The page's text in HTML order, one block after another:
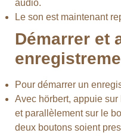
audio.
Le son est maintenant
Démarrer et
Pour démarrer un
Avec hörbert, appuie
et parallèlement sur le
deux boutons soient